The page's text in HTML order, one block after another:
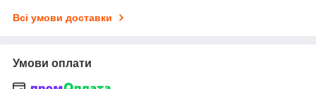
Всі умови доставки
Умови оплати